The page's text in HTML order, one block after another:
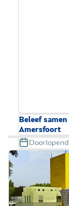
Beleef
Amersfoort
Doorlopend
Dierenpark
voor
rolstoel